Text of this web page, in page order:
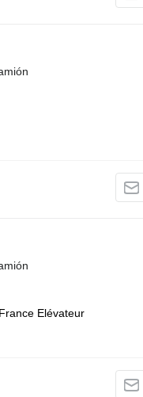
France Elévateur